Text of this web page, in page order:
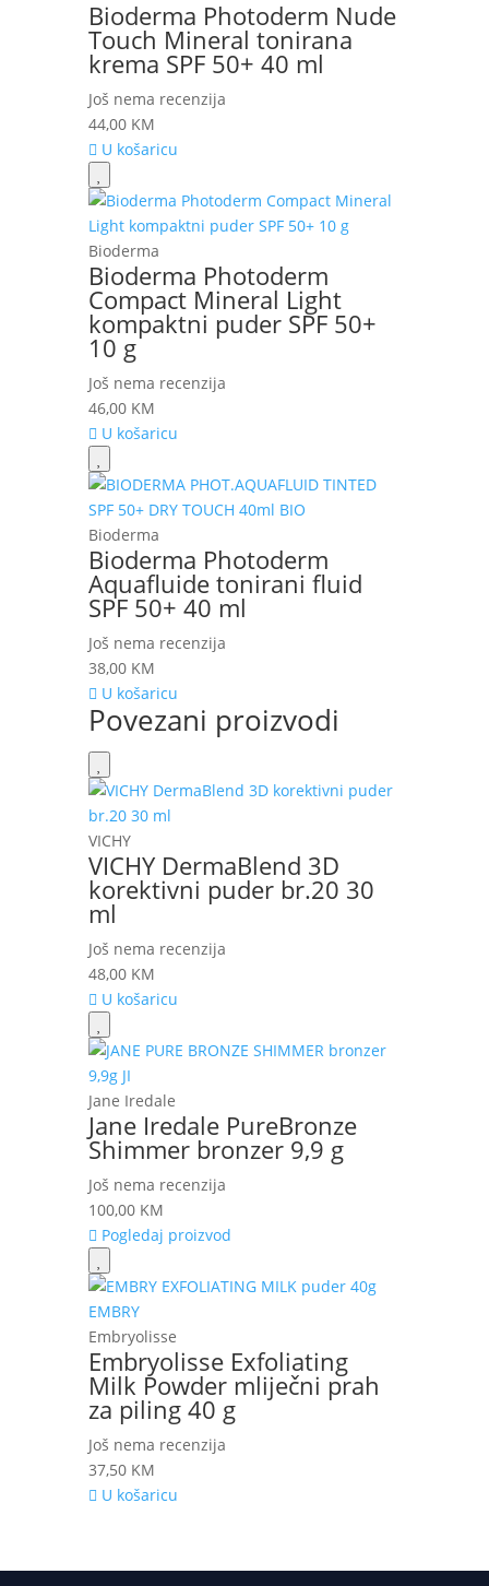
Bioderma Photoderm Nude
Touch Mineral tonirana
krema SPF 50+ 40 ml
Još nema recenzija
44,00 KM
U košaricu
Bioderma
Bioderma Photoderm
Compact Mineral Light
kompaktni puder SPF 50+
10 g
Još nema recenzija
46,00 KM
U košaricu
Bioderma
Bioderma Photoderm
Aquafluide tonirani fluid
SPF 50+ 40 ml
Još nema recenzija
38,00 KM
U košaricu
Povezani proizvodi
VICHY
VICHY DermaBlend 3D
korektivni puder br.20 30
ml
Još nema recenzija
48,00 KM
U košaricu
Jane Iredale
Jane Iredale PureBronze
Shimmer bronzer 9,9 g
Još nema recenzija
100,00 KM
Pogledaj proizvod
Embryolisse
Embryolisse Exfoliating
Milk Powder mliječni prah
za piling 40 g
Još nema recenzija
37,50 KM
U košaricu